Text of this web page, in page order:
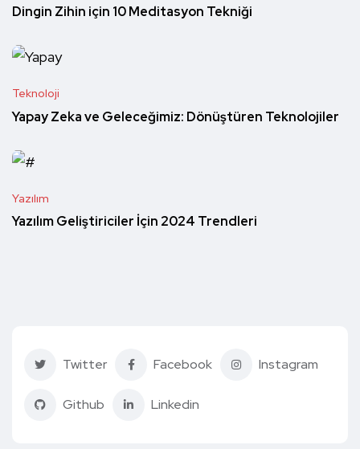
Dingin Zihin için 10 Meditasyon Tekniği
Teknoloji
Yapay Zeka ve Geleceğimiz: Dönüştüren Teknolojiler
Yazılım
Yazılım Geliştiriciler İçin 2024 Trendleri
Twitter Facebook Instagram
Github Linkedin